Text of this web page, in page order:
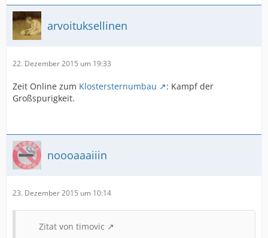
arvoituksellinen
22. Dezember 2015 um 19:33
Zeit Online zum Klostersternumbau
: Kampf der
Großspurigkeit.
noooaaaiiin
23. Dezember 2015 um 10:14
Zitat von timovic